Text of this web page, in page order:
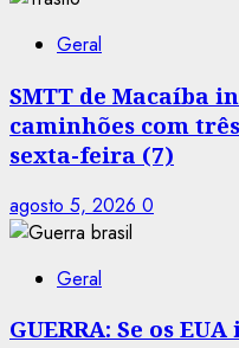
Geral
SMTT de Macaíba
caminhões com
sexta-feira (7)
agosto 5, 2026 0
Geral
GUERRA: Se os